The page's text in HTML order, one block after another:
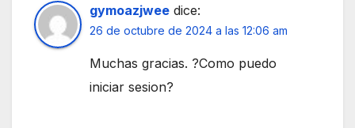
gymoazjwee dice:
26 de octubre de 2024 a las 12:06 am
Muchas gracias. ?Como puedo
iniciar sesion?